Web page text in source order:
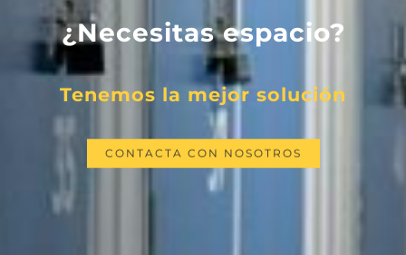
¿Necesitas espacio?
Tenemos la mejor solución
CONTACTA CON NOSOTROS